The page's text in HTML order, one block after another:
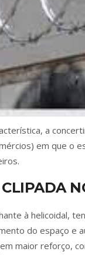
a
em que o
à helicoidal,
do espaço e
maior reforço,